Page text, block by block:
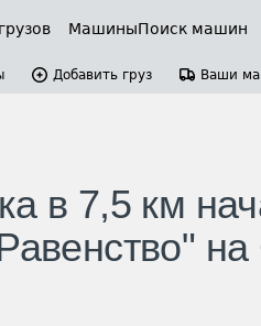
МашиныПоиск машин
Добавить груз Ваши
в 7,5 км